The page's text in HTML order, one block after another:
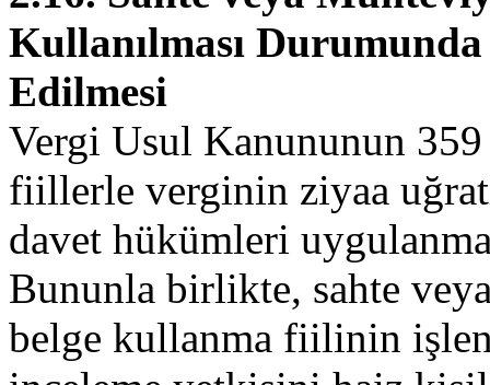
Kullanılması
Edilmesi
Vergi Usul Kanununun
fiillerle verginin ziyaa
davet hükümleri
Bununla birlikte, sahte
belge kullanma fiilinin